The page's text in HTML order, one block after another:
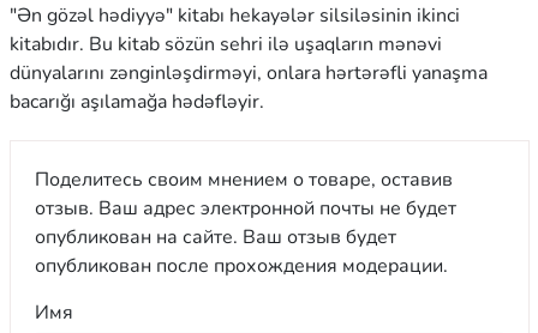
"Ən gözəl hədiyyə" kitabı hekayələr silsiləsinin ikinci
kitabıdır. Bu kitab sözün sehri ilə uşaqların mənəvi
dünyalarını zənginləşdirməyi, onlara hərtərəfli yanaşma
bacarığı aşılamağa hədəfləyir.
Поделитесь своим мнением о товаре, оставив
отзыв. Ваш адрес электронной почты не будет
опубликован на сайте. Ваш отзыв будет
опубликован после прохождения модерации.
Имя